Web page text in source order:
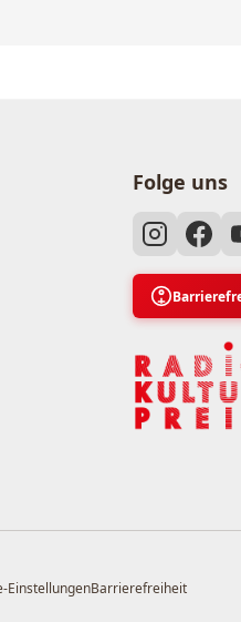
Folge uns
EinstellungenBarrierefreiheit